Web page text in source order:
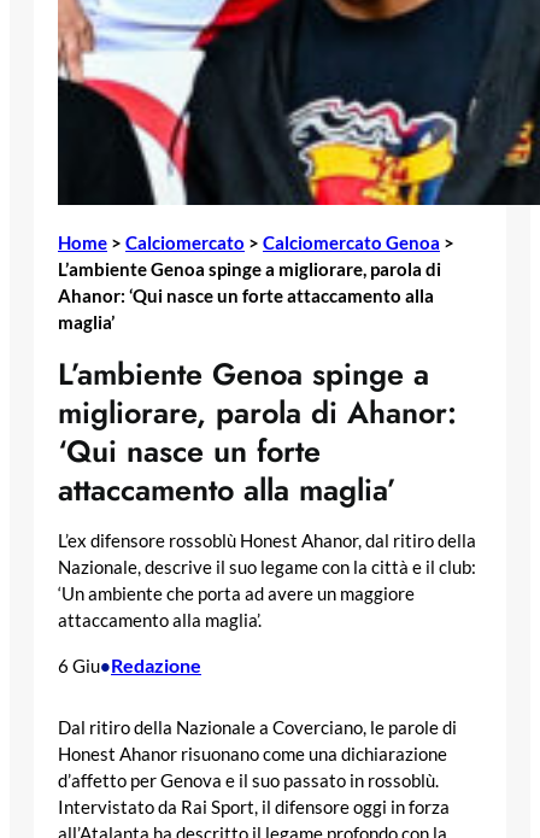
Home > Calciomercato > Calciomercato Genoa >
L’ambiente Genoa spinge a migliorare, parola di
Ahanor: ‘Qui nasce un forte attaccamento alla
maglia’
L’ambiente Genoa spinge a
migliorare, parola di Ahanor:
‘Qui nasce un forte
attaccamento alla maglia’
L’ex difensore rossoblù Honest Ahanor, dal ritiro della
Nazionale, descrive il suo legame con la città e il club:
‘Un ambiente che porta ad avere un maggiore
attaccamento alla maglia’.
6 Giu•Redazione
Dal ritiro della Nazionale a Coverciano, le parole di
Honest Ahanor risuonano come una dichiarazione
d’affetto per Genova e il suo passato in rossoblù.
Intervistato da Rai Sport, il difensore oggi in forza
all’Atalanta ha descritto il legame profondo con la